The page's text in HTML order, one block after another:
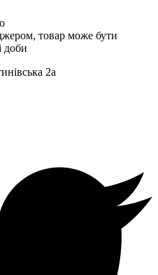
товар може бути
доби
2а